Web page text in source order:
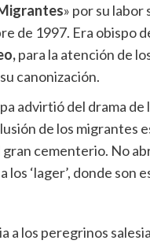
» por su labor
de 1997. Era obispo
para la atención de
canonización.
advirtió del drama de
de los migrantes
cementerio. No
los ‘lager’, donde son
a los peregrinos